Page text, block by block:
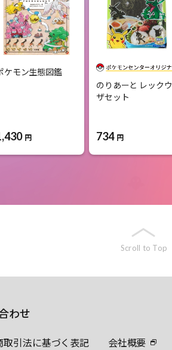
ケモン生態図鑑
円
のりあーと レックウ
ザセット
734 円
Scroll to Top
わせ
取引法に基づく表記 会社概要